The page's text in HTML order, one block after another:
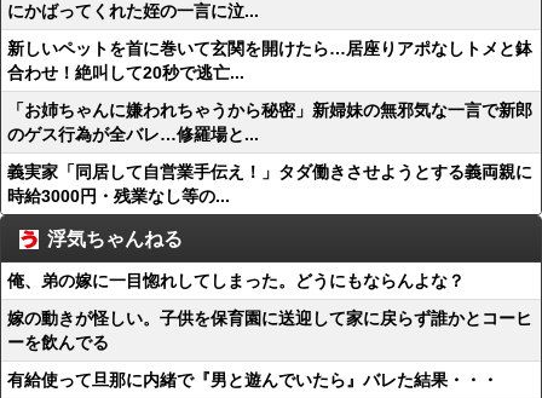
にかばってくれた姪の一言に泣...
新しいペットを首に巻いて玄関を開けたら…居座りアポなしトメと鉢
合わせ！絶叫して20秒で逃亡...
「お姉ちゃんに嫌われちゃうから秘密」新婦妹の無邪気な一言で新郎
のゲス行為が全バレ…修羅場と...
義実家「同居して自営業手伝え！」タダ働きさせようとする義両親に
時給3000円・残業なし等の...
浮気ちゃんねる
俺、弟の嫁に一目惚れしてしまった。どうにもならんよな？
嫁の動きが怪しい。子供を保育園に送迎して家に戻らず誰かとコーヒ
ーを飲んでる
有給使って旦那に内緒で『男と遊んでいたら』バレた結果・・・